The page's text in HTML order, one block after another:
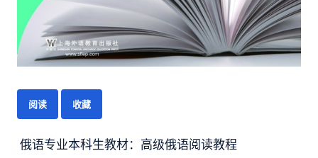
阅读 收藏
俄语专业本科生教材：高级俄语阅读教程